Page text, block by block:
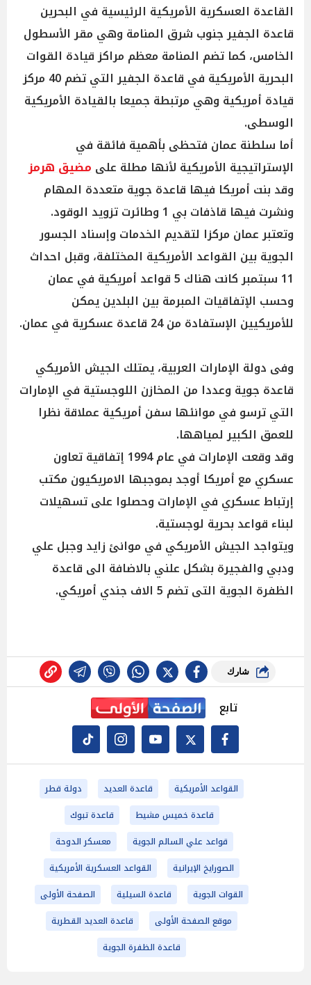
القاعدة العسكرية الأمريكية الرئيسية في البحرين
قاعدة الجفير جنوب شرق المنامة وهي مقر الأسطول
الخامس، كما تضم المنامة معظم مراكز قيادة القوات
البحرية الأمريكية في قاعدة الجفير التي تضم 40 مركز
قيادة أمريكية وهي مرتبطة جميعا بالقيادة الأمريكية
الوسطى.
أما سلطنة عمان فتحظى بأهمية فائقة في
الإستراتيجية الأمريكية لأنها مطلة على مضيق هرمز
وقد بنت أمريكا فيها قاعدة جوية متعددة المهام
ونشرت فيها قاذفات بي 1 وطائرت تزويد الوقود.
وتعتبر عمان مركزا لتقديم الخدمات وإسناد الجسور
الجوية بين القواعد الأمريكية المختلفة، وقبل احداث
11 سبتمبر كانت هناك 5 قواعد أمريكية في عمان
وحسب الإتفاقيات المبرمة بين البلدين يمكن
للأمريكيين الإستفادة من 24 قاعدة عسكرية في عمان.
وفى دولة الإمارات العربية، يمتلك الجيش الأمريكي
قاعدة جوية وعددا من المخازن اللوجستية في الإمارات
التي ترسو في موانئها سفن أمريكية عملاقة نظرا
للعمق الكبير لمياهها.
وقد وقعت الإمارات في عام 1994 إتفاقية تعاون
عسكري مع أمريكا أوجد بموجبها الامريكيون مكتب
إرتباط عسكري في الإمارات وحصلوا على تسهيلات
لبناء قواعد بحرية لوجستية.
ويتواجد الجيش الأمريكي في موانئ زايد وجبل علي
ودبي والفجيرة بشكل علني بالاضافة الى قاعدة
الظفرة الجوية التى تضم 5 الاف جندي أمريكي.
شارك
تابع
القواعد الأمريكية قاعدة العديد
دولة قطر
قاعدة خميس مشيط
قاعدة تبوك
قواعد علي السالم الجوية
معسكر الدوحة
الصورايخ الإيرانية
القواعد العسكرية الأمريكية
القوات الجوية
قاعدة السيلية
الصفحة الأولى
موقع الصفحة الأولى
قاعدة العديد القطرية
قاعدة الظفرة الجوية